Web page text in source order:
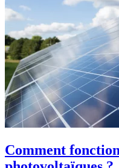
Comment